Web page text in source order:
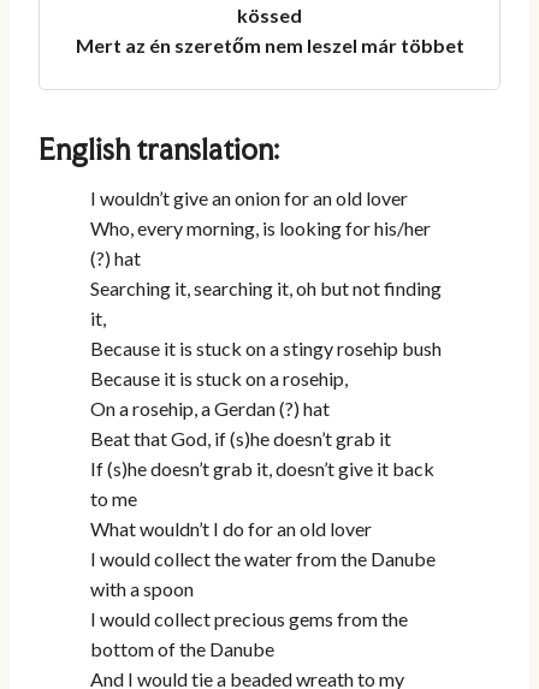
kössed
Mert az én szeretőm nem leszel már többet
English translation:
I wouldn’t give an onion for an old lover
Who, every morning, is looking for his/her
(?) hat
Searching it, searching it, oh but not finding
it,
Because it is stuck on a stingy rosehip bush
Because it is stuck on a rosehip,
On a rosehip, a Gerdan (?) hat
Beat that God, if (s)he doesn’t grab it
If (s)he doesn’t grab it, doesn’t give it back
to me
What wouldn’t I do for an old lover
I would collect the water from the Danube
with a spoon
I would collect precious gems from the
bottom of the Danube
And I would tie a beaded wreath to my